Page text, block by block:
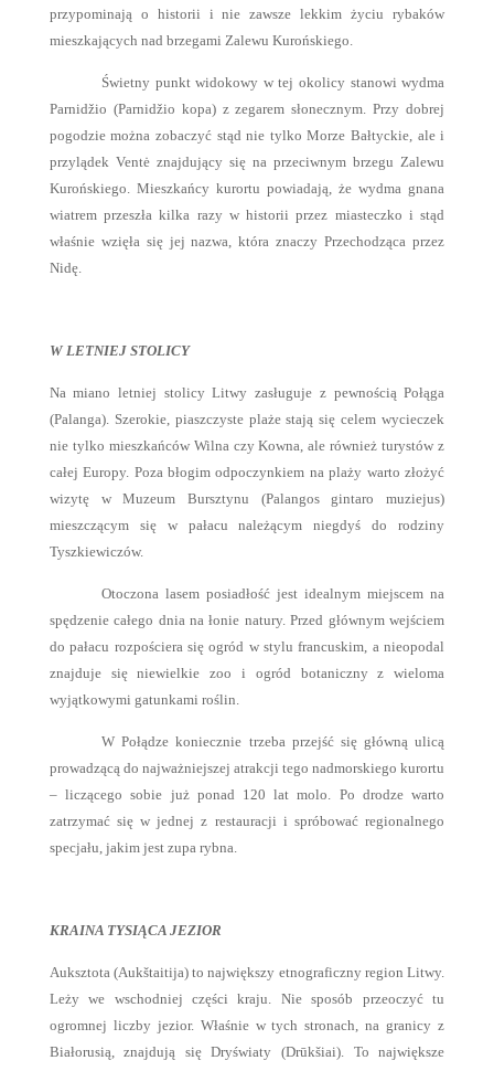
przypominają o historii i nie zawsze lekkim życiu rybaków
mieszkających nad brzegami Zalewu Kurońskiego.
Świetny punkt widokowy w tej okolicy stanowi wydma
Parnidžio (Parnidžio kopa) z zegarem słonecznym. Przy dobrej
pogodzie można zobaczyć stąd nie tylko Morze Bałtyckie, ale i
przylądek Ventė znajdujący się na przeciwnym brzegu Zalewu
Kurońskiego. Mieszkańcy kurortu powiadają, że wydma gnana
wiatrem przeszła kilka razy w historii przez miasteczko i stąd
właśnie wzięła się jej nazwa, która znaczy Przechodząca przez
Nidę.
W LETNIEJ STOLICY
Na miano letniej stolicy Litwy zasługuje z pewnością Połąga
(Palanga). Szerokie, piaszczyste plaże stają się celem wycieczek
nie tylko mieszkańców Wilna czy Kowna, ale również turystów z
całej Europy. Poza błogim odpoczynkiem na plaży warto złożyć
wizytę w Muzeum Bursztynu (Palangos gintaro muziejus)
mieszczącym się w pałacu należącym niegdyś do rodziny
Tyszkiewiczów.
Otoczona lasem posiadłość jest idealnym miejscem na
spędzenie całego dnia na łonie natury. Przed głównym wejściem
do pałacu rozpościera się ogród w stylu francuskim, a nieopodal
znajduje się niewielkie zoo i ogród botaniczny z wieloma
wyjątkowymi gatunkami roślin.
W Połądze koniecznie trzeba przejść się główną ulicą
prowadzącą do najważniejszej atrakcji tego nadmorskiego kurortu
– liczącego sobie już ponad 120 lat molo. Po drodze warto
zatrzymać się w jednej z restauracji i spróbować regionalnego
specjału, jakim jest zupa rybna.
KRAINA TYSIĄCA JEZIOR
Auksztota (Aukštaitija) to największy etnograficzny region Litwy.
Leży we wschodniej części kraju. Nie sposób przeoczyć tu
ogromnej liczby jezior. Właśnie w tych stronach, na granicy z
Białorusią, znajdują się Dryświaty (Drūkšiai). To największe